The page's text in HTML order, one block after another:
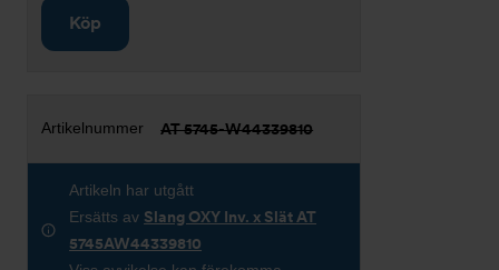
Köp
AT 5745-W44339810
Artikeln har utgått
Ersätts av Slang OXY Inv. x Slät AT
5745AW44339810